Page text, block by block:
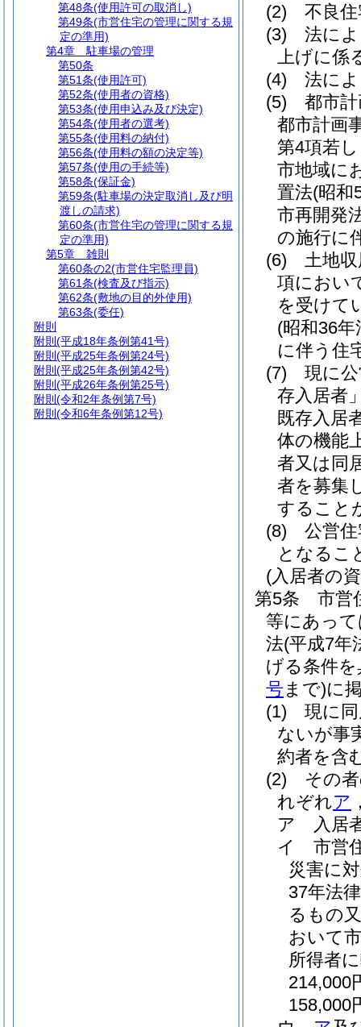
(2)
不良
(3)
法に
上げに係
(4)
法に
(5)
都市
都市計画
第4項若
市地域に
置法(昭和
市再開発
の施行に
(6)
土地
項におい
を受けて
(昭和36
に伴う住
(7)
現に
存入居者
既存入居
体の機能
者又は同
者を募集
すること
(8)
公営
となるこ
(入居者の
第5条
市営
等にあっ
法(平成7年
げる条件
号まで)に
(1)
現に
ないが事
約者を含
(2)
その
れぞれア
ア
入居
イ
市営
災害に
37年法
るもの
おいて
所得者
214,000
158,000
第48条(使用許可の取消し)
第49条(市営住宅の管理に関する規
定の準用)
第4章
駐車場の管理
第50条
第51条(使用許可)
第52条(使用者の資格)
第53条(使用申込み及び決定)
第54条(使用者の選考)
第55条(使用料の納付)
第56条(使用料の額の決定等)
第57条(使用の手続等)
第58条(保証金)
第59条(駐車場の決定取消し及び明
渡しの請求)
第60条(市営住宅の管理に関する規
定の準用)
第5章
雑則
第60条の2(市営住宅監理員)
第61条(検査及び指示)
第62条(敷地の目的外使用)
第63条(委任)
附則
附則 (平成18年条例第41号)
附則 (平成25年条例第24号)
附則 (平成25年条例第42号)
附則 (平成26年条例第25号)
附則 (令和2年条例第7号)
附則 (令和6年条例第12号)